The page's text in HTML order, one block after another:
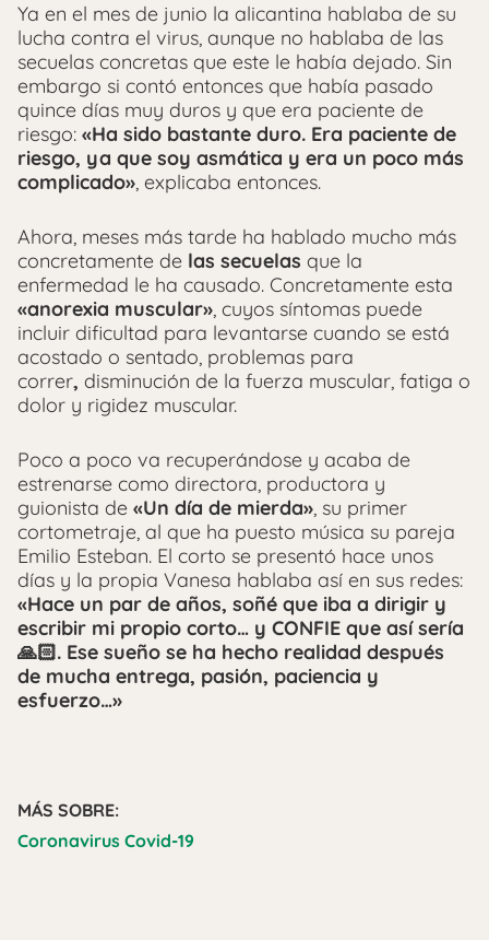
Ya en el mes de junio la alicantina hablaba de su
lucha contra el virus, aunque no hablaba de las
secuelas concretas que este le había dejado. Sin
embargo si contó entonces que había pasado
quince días muy duros y que era paciente de
riesgo: «Ha sido bastante duro. Era paciente de
riesgo, ya que soy asmática y era un poco más
complicado», explicaba entonces.
Ahora, meses más tarde ha hablado mucho más
concretamente de las secuelas que la
enfermedad le ha causado. Concretamente esta
«anorexia muscular», cuyos síntomas puede
incluir dificultad para levantarse cuando se está
acostado o sentado, problemas para
correr, disminución de la fuerza muscular, fatiga o
dolor y rigidez muscular.
Poco a poco va recuperándose y acaba de
estrenarse como directora, productora y
guionista de «Un día de mierda», su primer
cortometraje, al que ha puesto música su pareja
Emilio Esteban. El corto se presentó hace unos
días y la propia Vanesa hablaba así en sus redes:
«Hace un par de años, soñé que iba a dirigir y
escribir mi propio corto… y CONFIE que así sería
🙏🏻. Ese sueño se ha hecho realidad después
de mucha entrega, pasión, paciencia y
esfuerzo…»
MÁS SOBRE:
Coronavirus Covid-19